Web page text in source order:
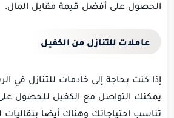
الحصول على أفضل قيمة مقابل المال.
عاملات للتنازل من الكفيل
إذا كنت بحاجة إلى خادمات للتنازل في
يمكنك التواصل مع الكفيل للحصول على
تناسب احتياجاتك وهناك أيضا بنقاليات